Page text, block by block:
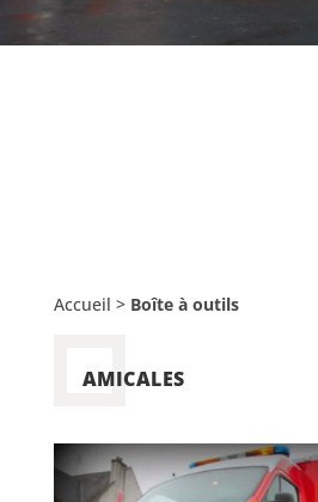
Accueil > Boîte à outils
AMICALES